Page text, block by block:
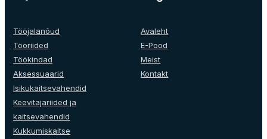
options
be
chosen
on
the
product
page
Tööjalanõud
Tööriided
Töökindad
Aksessuaarid
Isikukaitsevahendid
Keevitajariided ja
kaitsevahendid
Kukkumiskaitse
Avaleht
E-Pood
Meist
Kontakt